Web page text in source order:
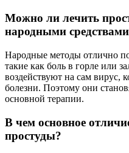
Можно ли лечить
народными
Народные методы отлично
такие как боль в горле или
воздействуют на сам вирус,
болезни. Поэтому они
основной терапии.
В чем основное
простуды?